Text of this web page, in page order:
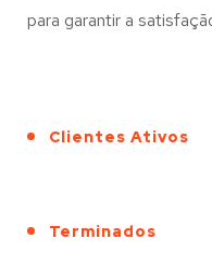
para garantir a
Clientes Ativos
Terminados